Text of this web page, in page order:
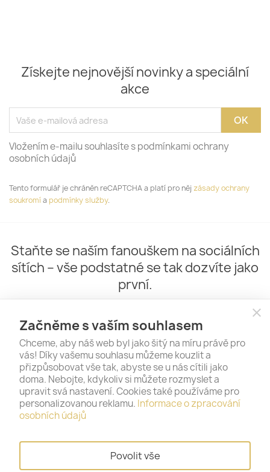
Získejte nejnovější novinky a speciální
akce
Vložením e-mailu souhlasíte s podmínkami ochrany
osobních údajů
Tento formulář je chráněn reCAPTCHA a platí pro něj zásady ochrany
soukromía podmínky služby.
Staňte se naším fanouškem na sociálních
sítích – vše podstatné se tak dozvíte jako
první.
PRODUKTY
NAŠE SPOLEČNOST 
close
Začněme s vaším souhlasem
Chceme, aby náš web byl jako šitý na míru právě pro
vás! Díky vašemu souhlasu můžeme kouzlit a
přizpůsobovat vše tak, abyste se u nás cítili jako
doma. Nebojte, kdykoliv si můžete rozmyslet a
upravit svá nastavení. Cookies také používáme pro
personalizovanou reklamu. Informace o zpracování
osobních údajů
Povolit vše